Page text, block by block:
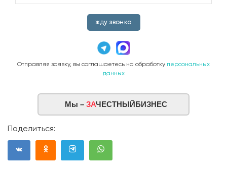
жду звонка
Отправляя заявку, вы соглашаетесь на обработку персональных
данных
Мы – ЗАЧЕСТНЫЙБИЗНЕС
Поделиться: